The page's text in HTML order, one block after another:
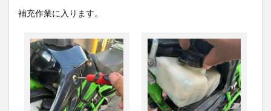
補充作業に入ります。